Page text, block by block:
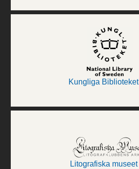
Kungliga Biblioteket
Litografiska museet